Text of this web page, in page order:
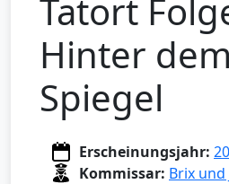
Tatort
Hinter dem
Spiegel
Erscheinungsjahr:
Kommissar: Brix und